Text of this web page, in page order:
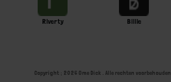
Riverty Billie
Copyright ; 2026 Ome Dick . Alle rechten voorbehouden